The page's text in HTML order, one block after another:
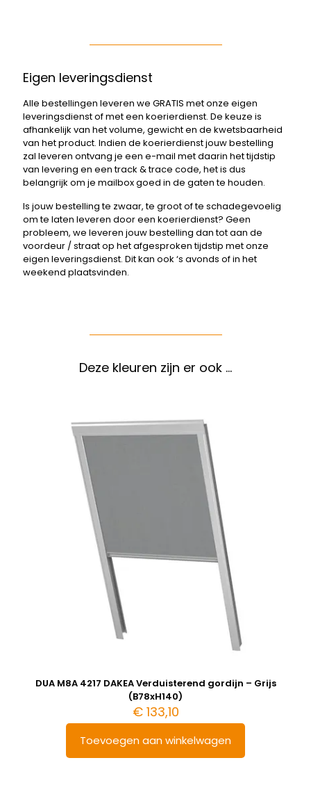
Eigen leveringsdienst
Alle bestellingen leveren we GRATIS met onze eigen
leveringsdienst of met een koerierdienst. De keuze is
afhankelijk van het volume, gewicht en de kwetsbaarheid
van het product. Indien de koerierdienst jouw bestelling
zal leveren ontvang je een e-mail met daarin het tijdstip
van levering en een track & trace code, het is dus
belangrijk om je mailbox goed in de gaten te houden.
Is jouw bestelling te zwaar, te groot of te schadegevoelig
om te laten leveren door een koerierdienst? Geen
probleem, we leveren jouw bestelling dan tot aan de
voordeur / straat op het afgesproken tijdstip met onze
eigen leveringsdienst. Dit kan ook ‘s avonds of in het
weekend plaatsvinden.
Deze kleuren zijn er ook …
DUA M8A 4217 DAKEA Verduisterend gordijn – Grijs
(B78xH140)
€133,10
Toevoegen aan winkelwagen